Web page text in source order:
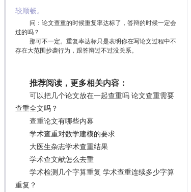
较顺畅。
问：论文查重的时候重复率达标了，答辩的时候一定会
过的吗？
那可不一定。重复率达标只是表明你在写论文过程中不
存在大范围抄袭行为，跟答辩过不过没关系。
推荐阅读，更多相关内容：
可以把几个论文放在一起查重吗 论文查重需要
查重全文吗？
查重论文有哪些内幕
学术查重对数学建模的要求
大医生杂志学术查重结果
学术查文献怎么去重
学术检测几个字算重复 学术查重连续多少字算
重复？